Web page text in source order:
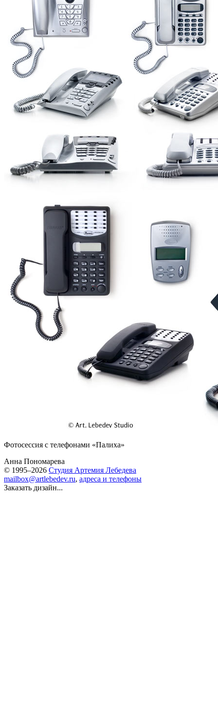
Фотосессия с телефонами «Палиха»
Анна Пономарева
© 1995–2026 Студия Артемия Лебедева
mailbox@artlebedev.ru, адреса и телефоны
Заказать дизайн...